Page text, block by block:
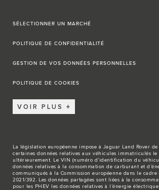
SÉLECTIONNER UN MARCHÉ
POLITIQUE DE CONFIDENTIALITÉ
GESTION DE VOS DONNÉES PERSONNELLES
POLITIQUE DE COOKIES
VOIR PLUS
La législation européenne impose à Jaguar Land Rover
certaines données relatives aux véhicules immatriculés le
ultérieurement. Le VIN (numéro d’identification du
données relatives à la consommation de carburant et
communiqués à la Commission européenne dans le cadre
2021/392. Les données partagées sont liées à la
pour les PHEV les données relatives à l’énergie